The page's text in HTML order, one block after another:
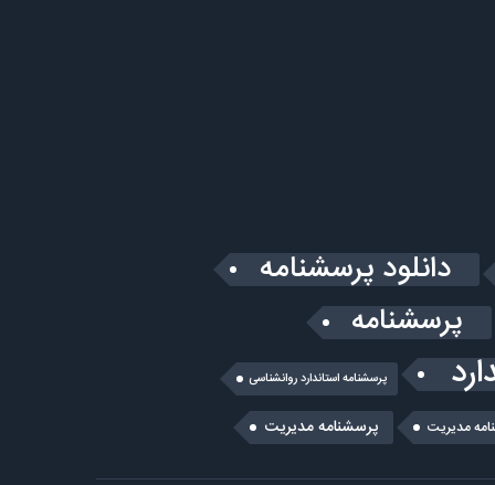
دانلود پرسشنامه
پرسشنامه
پرسشنامه استاندارد روانشناسی
مديريت پرسشنامه مدیریت